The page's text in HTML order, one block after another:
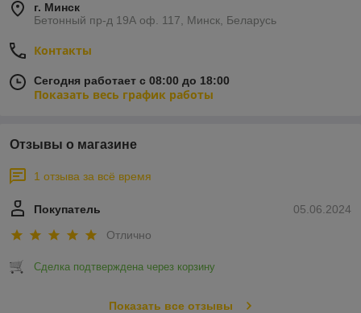
г. Минск
Бетонный пр-д 19А оф. 117, Минск, Беларусь
Контакты
Сегодня работает с 08:00 до 18:00
Показать весь график работы
Отзывы о магазине
1 отзыва за всё время
05.06.2024
Покупатель
Отлично
Сделка подтверждена через корзину
Показать все отзывы